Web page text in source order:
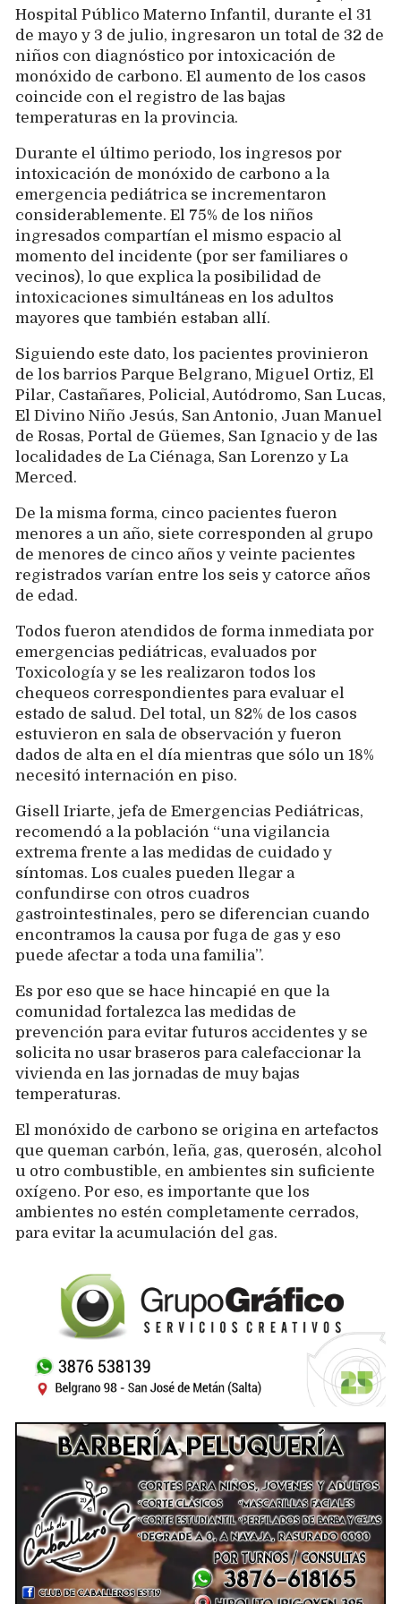
Hospital Público Materno Infantil, durante el 31
de mayo y 3 de julio, ingresaron un total de 32 de
niños con diagnóstico por intoxicación de
monóxido de carbono. El aumento de los casos
coincide con el registro de las bajas
temperaturas en la provincia.
Durante el último periodo, los ingresos por
intoxicación de monóxido de carbono a la
emergencia pediátrica se incrementaron
considerablemente. El 75% de los niños
ingresados compartían el mismo espacio al
momento del incidente (por ser familiares o
vecinos), lo que explica la posibilidad de
intoxicaciones simultáneas en los adultos
mayores que también estaban allí.
Siguiendo este dato, los pacientes provinieron
de los barrios Parque Belgrano, Miguel Ortiz, El
Pilar, Castañares, Policial, Autódromo, San Lucas,
El Divino Niño Jesús, San Antonio, Juan Manuel
de Rosas, Portal de Güemes, San Ignacio y de las
localidades de La Ciénaga, San Lorenzo y La
Merced.
De la misma forma, cinco pacientes fueron
menores a un año, siete corresponden al grupo
de menores de cinco años y veinte pacientes
registrados varían entre los seis y catorce años
de edad.
Todos fueron atendidos de forma inmediata por
emergencias pediátricas, evaluados por
Toxicología y se les realizaron todos los
chequeos correspondientes para evaluar el
estado de salud. Del total, un 82% de los casos
estuvieron en sala de observación y fueron
dados de alta en el día mientras que sólo un 18%
necesitó internación en piso.
Gisell Iriarte, jefa de Emergencias Pediátricas,
recomendó a la población “una vigilancia
extrema frente a las medidas de cuidado y
síntomas. Los cuales pueden llegar a
confundirse con otros cuadros
gastrointestinales, pero se diferencian cuando
encontramos la causa por fuga de gas y eso
puede afectar a toda una familia”.
Es por eso que se hace hincapié en que la
comunidad fortalezca las medidas de
prevención para evitar futuros accidentes y se
solicita no usar braseros para calefaccionar la
vivienda en las jornadas de muy bajas
temperaturas.
El monóxido de carbono se origina en artefactos
que queman carbón, leña, gas, querosén, alcohol
u otro combustible, en ambientes sin suficiente
oxígeno. Por eso, es importante que los
ambientes no estén completamente cerrados,
para evitar la acumulación del gas.